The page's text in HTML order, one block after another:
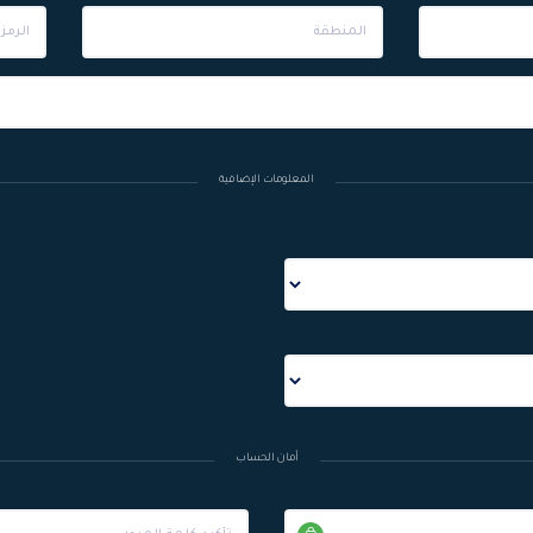
المعلومات الإضافية
أمان الحساب